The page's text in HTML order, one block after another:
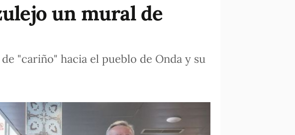
un mural de
"cariño" hacia el pueblo de Onda y su